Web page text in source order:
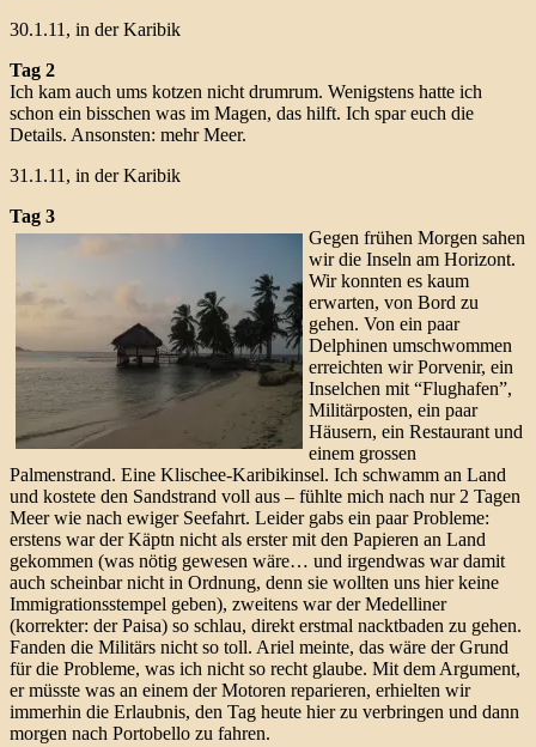
30.1.11, in der Karibik
Tag 2
Ich kam auch ums kotzen nicht drumrum. Wenigstens hatte ich
schon ein bisschen was im Magen, das hilft. Ich spar euch die
Details. Ansonsten: mehr Meer.
31.1.11, in der Karibik
Tag 3
Gegen frühen Morgen sahen
wir die Inseln am Horizont.
Wir konnten es kaum
erwarten, von Bord zu
gehen. Von ein paar
Delphinen umschwommen
erreichten wir Porvenir, ein
Inselchen mit “Flughafen”,
Militärposten, ein paar
Häusern, ein Restaurant und
einem grossen
Palmenstrand. Eine Klischee-Karibikinsel. Ich schwamm an Land
und kostete den Sandstrand voll aus – fühlte mich nach nur 2 Tagen
Meer wie nach ewiger Seefahrt. Leider gabs ein paar Probleme:
erstens war der Käptn nicht als erster mit den Papieren an Land
gekommen (was nötig gewesen wäre… und irgendwas war damit
auch scheinbar nicht in Ordnung, denn sie wollten uns hier keine
Immigrationsstempel geben), zweitens war der Medelliner
(korrekter: der Paisa) so schlau, direkt erstmal nacktbaden zu gehen.
Fanden die Militärs nicht so toll. Ariel meinte, das wäre der Grund
für die Probleme, was ich nicht so recht glaube. Mit dem Argument,
er müsste was an einem der Motoren reparieren, erhielten wir
immerhin die Erlaubnis, den Tag heute hier zu verbringen und dann
morgen nach Portobello zu fahren.